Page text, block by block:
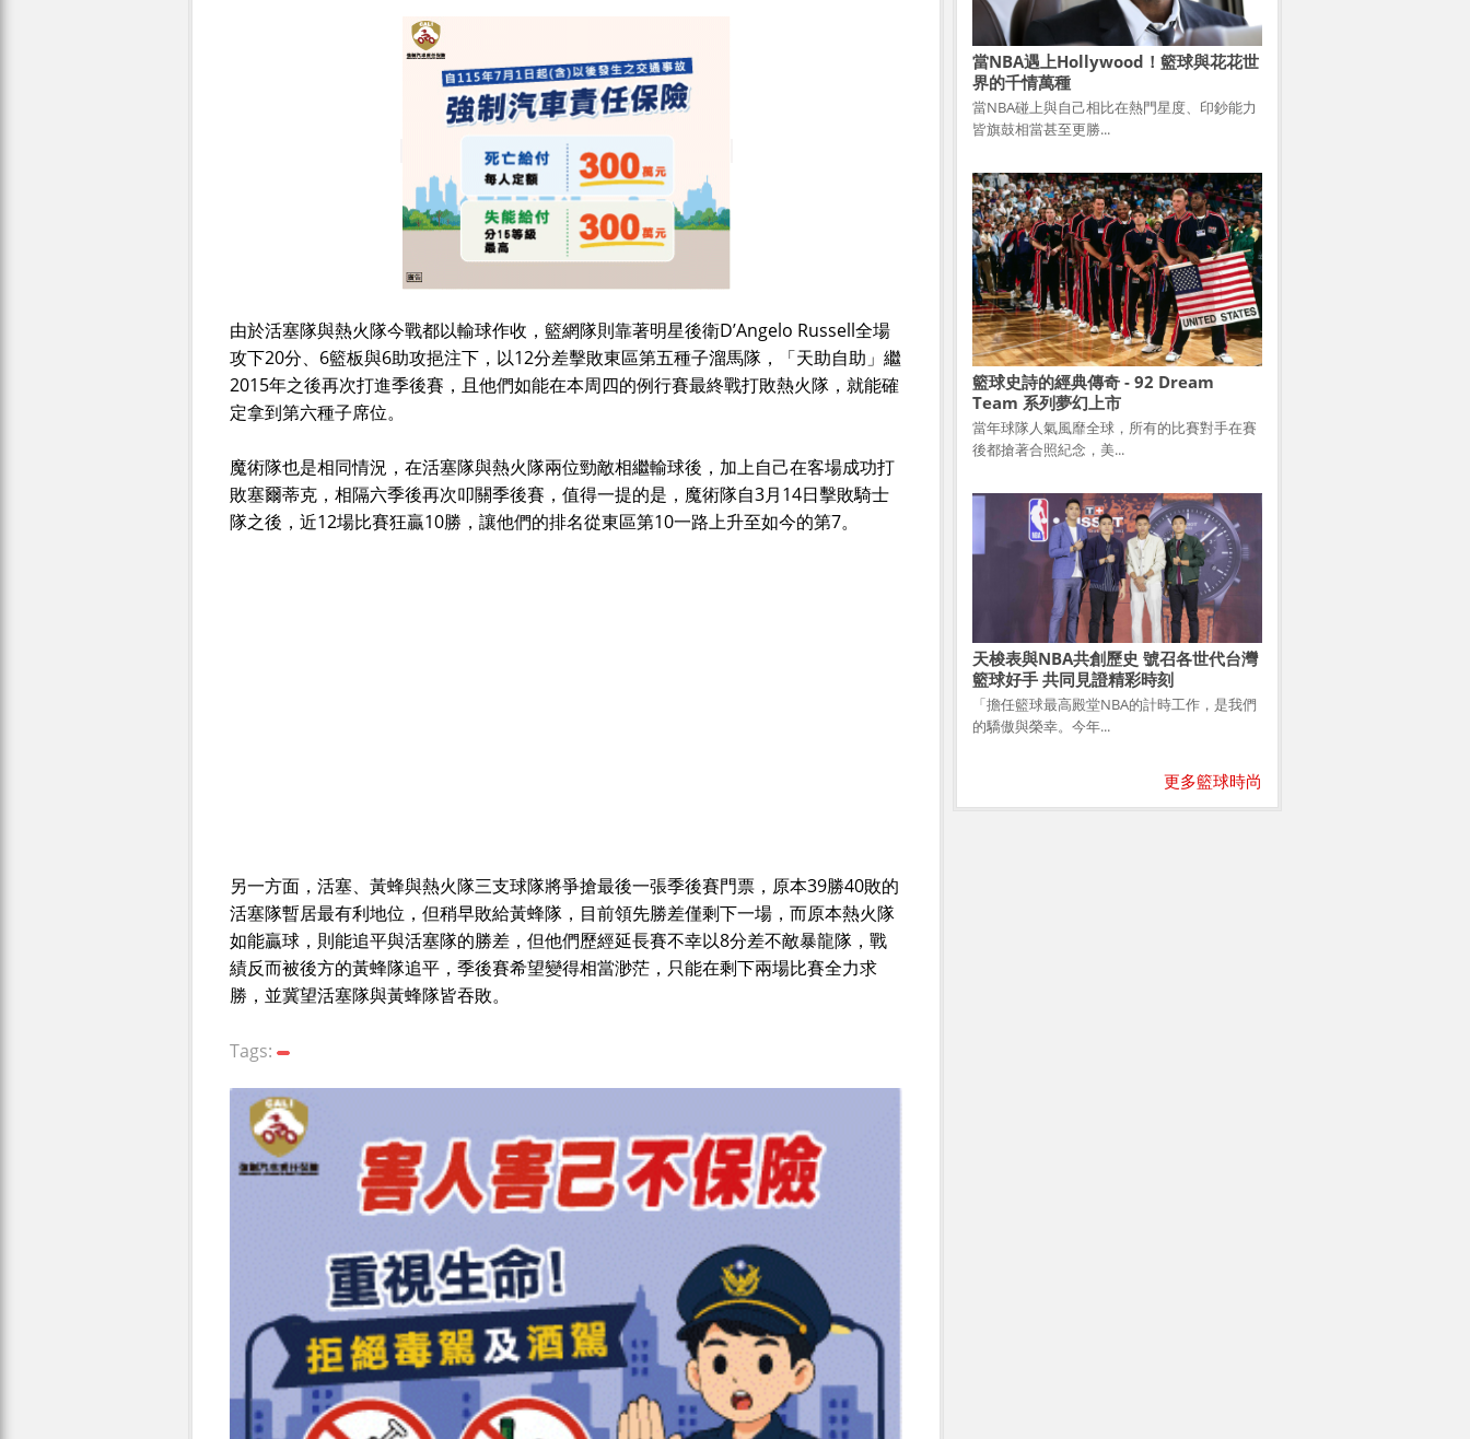
由於活塞隊與熱火隊今戰都以輸球作收，籃網隊則靠著明星後衛D’Angelo Russell全場
攻下20分、6籃板與6助攻挹注下，以12分差擊敗東區第五種子溜馬隊，「天助自助」繼
2015年之後再次打進季後賽，且他們如能在本周四的例行賽最終戰打敗熱火隊，就能確
定拿到第六種子席位。
魔術隊也是相同情況，在活塞隊與熱火隊兩位勁敵相繼輸球後，加上自己在客場成功打
敗塞爾蒂克，相隔六季後再次叩關季後賽，值得一提的是，魔術隊自3月14日擊敗騎士
隊之後，近12場比賽狂贏10勝，讓他們的排名從東區第10一路上升至如今的第7。
另一方面，活塞、黃蜂與熱火隊三支球隊將爭搶最後一張季後賽門票，原本39勝40敗的
活塞隊暫居最有利地位，但稍早敗給黃蜂隊，目前領先勝差僅剩下一場，而原本熱火隊
如能贏球，則能追平與活塞隊的勝差，但他們歷經延長賽不幸以8分差不敵暴龍隊，戰
績反而被後方的黃蜂隊追平，季後賽希望變得相當渺茫，只能在剩下兩場比賽全力求
勝，並冀望活塞隊與黃蜂隊皆吞敗。
Tags:
當NBA遇上Hollywood！籃球與花花世
界的千情萬種
當NBA碰上與自己相比在熱門星度、印鈔能力
皆旗鼓相當甚至更勝...
籃球史詩的經典傳奇 - 92 Dream
Team 系列夢幻上市
當年球隊人氣風靡全球，所有的比賽對手在賽
後都搶著合照紀念，美...
天梭表與NBA共創歷史 號召各世代台灣
籃球好手 共同見證精彩時刻
「擔任籃球最高殿堂NBA的計時工作，是我們
的驕傲與榮幸。今年...
更多籃球時尚